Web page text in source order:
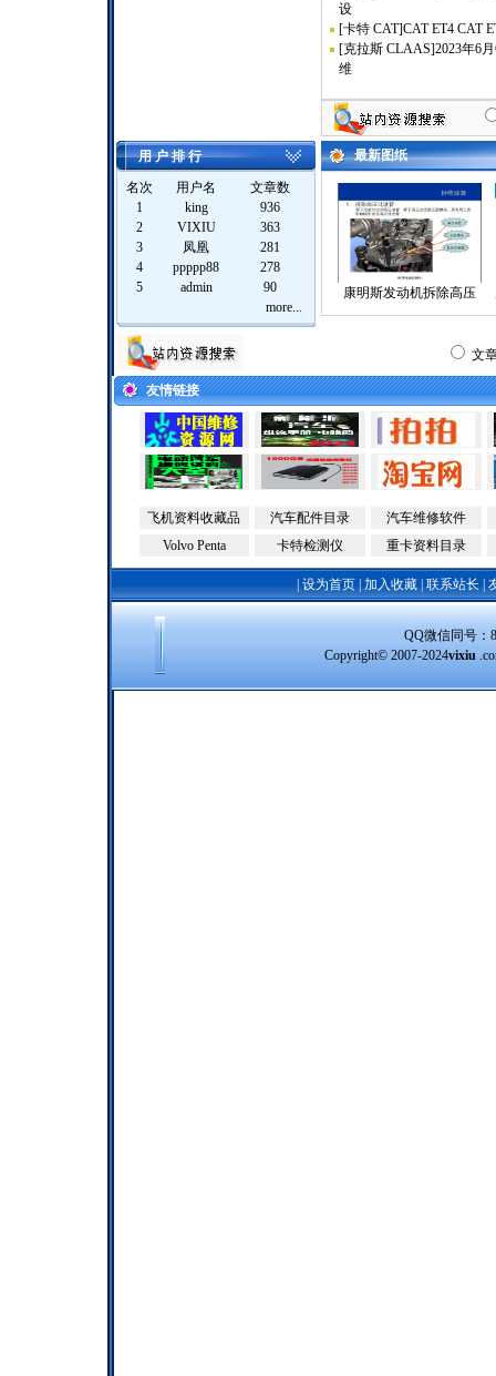
设
[卡特 CAT]CAT ET4 CAT
[克拉斯 CLAAS]2023年6
维
用 户 排 行
名次
用户名
文章数
1
king
936
2
VIXIU
363
3
凤凰
281
4
ppppp88
278
5
admin
90
more...
最新图纸
康明斯发动机拆除高压
文
友情链接
飞机资料收藏品 汽车配件目录
汽车维修软件
Volvo Penta
卡特检测仪 重卡资料目录
设为首页| 加入收藏| 联系站长
QQ微信同号：
Copyright© 2007-2024vixiu